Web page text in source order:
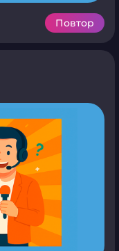
Повтор